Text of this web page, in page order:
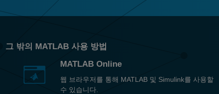
그 밖의 MATLAB 사용 방법
MATLAB Online
웹 브라우저를 통해 MATLAB 및 Simulink를 사용할
수 있습니다.